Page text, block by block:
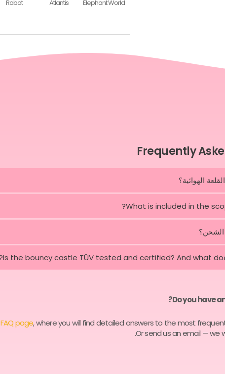
Elephant World
Atlantis
Robot
Frequently
الهوائية؟
What is included in the
Is the bouncy castle TÜV tested and certified? And what
Do you have
FAQ page, where you will find detailed answers to the most
Or send us an email — we